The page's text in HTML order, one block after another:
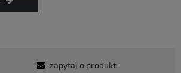
zapytaj o produkt